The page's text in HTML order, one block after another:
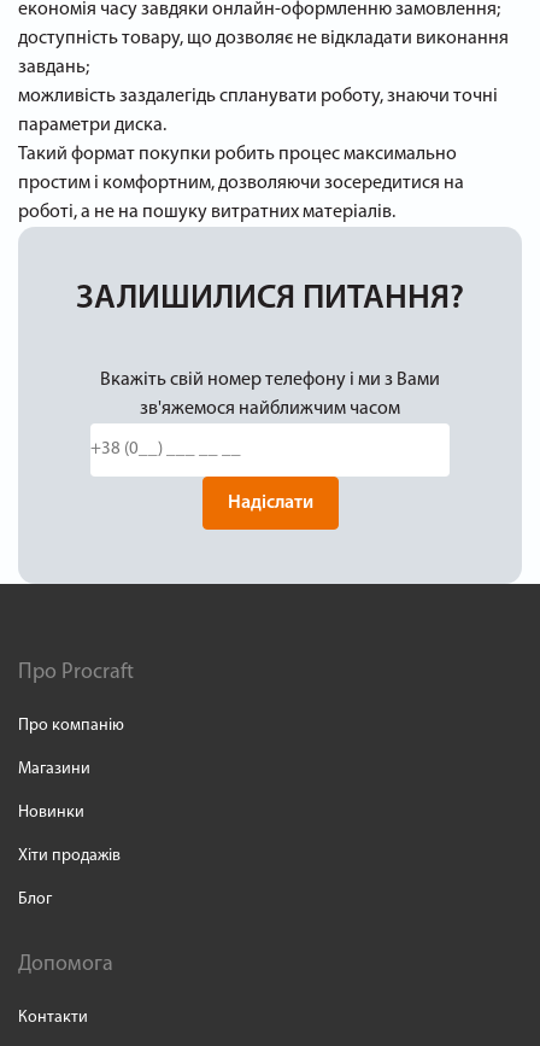
економія часу завдяки онлайн-оформленню замовлення;
доступність товару, що дозволяє не відкладати виконання
завдань;
можливість заздалегідь спланувати роботу, знаючи точні
параметри диска.
Такий формат покупки робить процес максимально
простим і комфортним, дозволяючи зосередитися на
роботі, а не на пошуку витратних матеріалів.
ЗАЛИШИЛИСЯ ПИТАННЯ?
Вкажіть свій номер телефону і ми з Вами
зв'яжемося найближчим часом
Надіслати
Про Procraft
Про компанію
Магазини
Новинки
Хіти продажів
Блог
Допомога
Контакти